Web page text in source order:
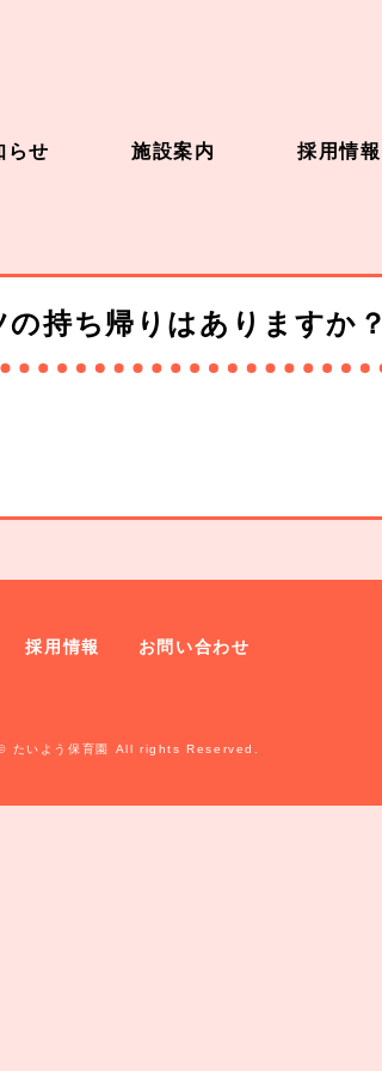
らせ 施設案内 採用情報
持ち帰りはありますか？
採用情報 お問い合わせ
たいよう保育園 All rights Reserved.